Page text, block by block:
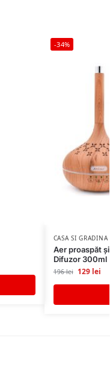
-34%
CASA SI GRADINA
Aer proaspăt
Difuzor 300ml
196lei 129 lei